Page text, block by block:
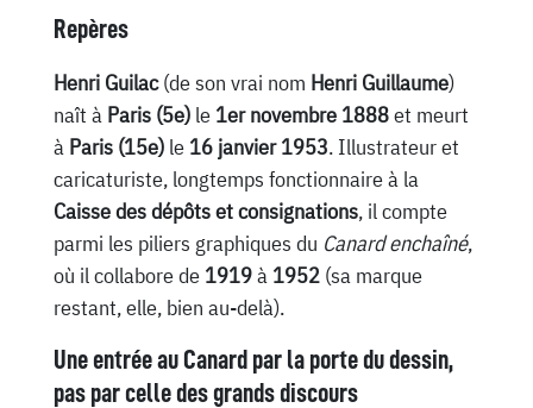
Repères
Henri Guilac(de son vrai nom Henri Guillaume)
naît à Paris (5e)le 1er novembre 1888et meurt
à Paris (15e)le 16 janvier 1953. Illustrateur et
caricaturiste, longtemps fonctionnaire à la
Caisse des dépôts et consignations, il compte
parmi les piliers graphiques du Canard enchaîné,
où il collabore de 1919à 1952(sa marque
restant, elle, bien au-delà).
Une entrée au Canard par la porte du dessin,
pas par celle des grands discours